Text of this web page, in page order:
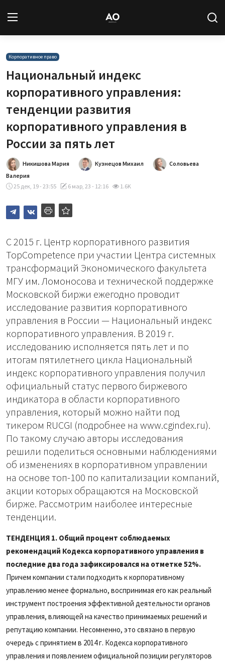
Вход
Новости
Статьи
Авторы
Архив
База знаний
Подписка
Корпоративное право
Национальный индекс
корпоративного управления:
тенденции развития
корпоративного управления в
России за пять лет
Никишова Мария Кузнецов Михаил
Соловьева
Валерия
25 дек, 19 - 23:55
6 мар, 23 - 12:16 1.6K
С 2015 г. Центр корпоративного развития
TopCompetence при участии Центра системных
трансформаций Экономического факультета
МГУ им. Ломоносова и технической поддержке
Московской биржи ежегодно проводит
исследование развития корпоративного
управления в России — Национальный индекс
корпоративного управления. В 2019 г.
исследованию исполняется пять лет и по
итогам пятилетнего цикла Национальный
индекс корпоративного управления получил
официальный статус первого биржевого
индикатора в области корпоративного
управления, который можно найти под
тикером RUCGI (подробнее на www.cgindex.ru).
По такому случаю авторы исследования
решили поделиться основными наблюдениями
об изменениях в корпоративном управлении
на основе топ-100 по капитализации компаний,
акции которых обращаются на Московской
бирже. Рассмотрим наиболее интересные
тенденции.
ТЕНДЕНЦИЯ 1. Общий процент соблюдаемых
рекомендаций Кодекса корпоративного управления в
последние два года зафиксировался на отметке 52%.
Причем компании стали подходить к корпоративному
управлению менее формально, воспринимая его как реальный
инструмент построения эффективной деятельности органов
управления, влияющей на качество принимаемых решений и
репутацию компании. Несомненно, это связано в первую
очередь с принятием в 2014 г. Кодекса корпоративного
управления и появлением официальной позиции регуляторов